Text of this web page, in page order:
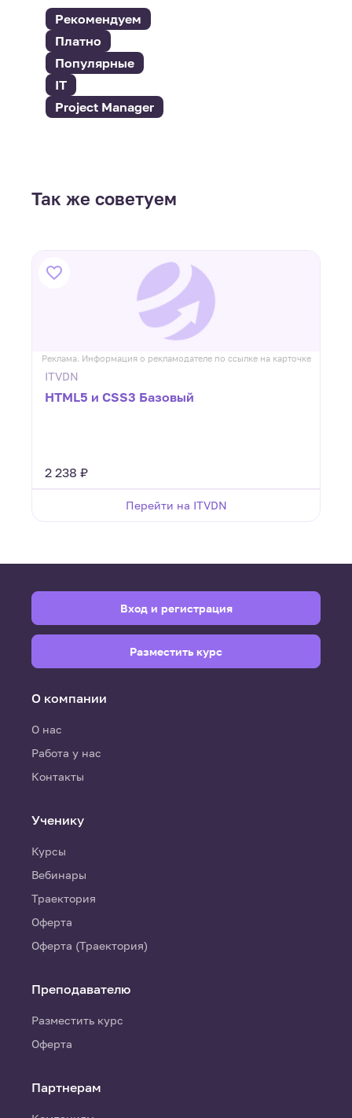
Рекомендуем
Платно
Популярные
IT
Project Manager
Так же советуем
Реклама. Информация о рекламодателе по ссылке на карточке
ITVDN
HTML5 и CSS3 Базовый
2 238 ₽
Перейти на ITVDN
О компании
О нас
Работа у нас
Контакты
Ученику
Курсы
Вебинары
Траектория
Оферта
Оферта (Траектория)
Преподавателю
Разместить курс
Оферта
Партнерам
Вход и регистрация
Разместить курс